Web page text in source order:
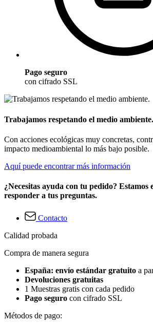
Pago seguro
con cifrado SSL
Trabajamos respetando el medio ambiente.
Con acciones ecológicas muy concretas,
impacto medioambiental lo más bajo posible.
Aquí puede encontrar más información
¿Necesitas ayuda con tu pedido? Estamos
responder a tus preguntas.
Contacto
Calidad probada
Compra de manera segura
España: envío estándar gratuito a
Devoluciones gratuitas
1 Muestras gratis con cada pedido
Pago seguro con cifrado SSL
Métodos de pago: